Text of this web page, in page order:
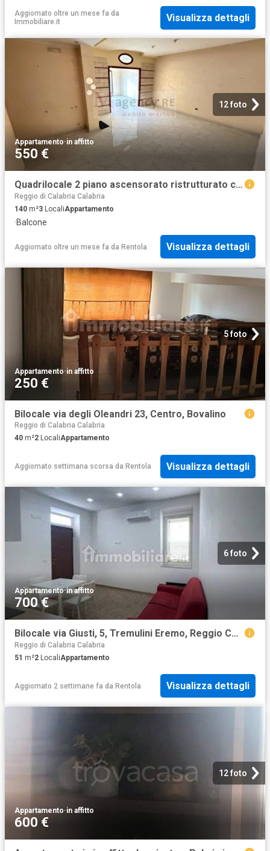
Aggiornato oltre un mese fa da
Immobiliare.it
Visualizza dettagli
12 foto
Appartamento·in affitto
550 €
Quadrilocale 2 piano ascensorato ristrutturato con ecobonus in Via Abate S.Elia
Reggio di Calabria Calabria
140 m²3 LocaliAppartamento
·Balcone
Aggiornato oltre un mese fa da Rentola Visualizza dettagli
5 foto
Appartamento·in affitto
250 €
Bilocale via degli Oleandri 23, Centro, Bovalino
Reggio di Calabria Calabria
40 m²2 LocaliAppartamento
Aggiornato settimana scorsa da Rentola Visualizza dettagli
6 foto
Appartamento·in affitto
700 €
Bilocale via Giusti, 5, Tremulini Eremo, Reggio Calabria
Reggio di Calabria Calabria
51 m²2 LocaliAppartamento
Aggiornato 2 settimane fa da Rentola Visualizza dettagli
12 foto
Appartamento·in affitto
600 €